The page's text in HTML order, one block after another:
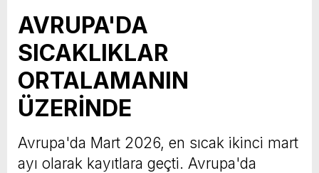
AVRUPA'DA
SICAKLIKLAR
ORTALAMANIN
ÜZERİNDE
Avrupa'da Mart 2026, en sıcak ikinci mart
ayı olarak kayıtlara geçti. Avrupa'da